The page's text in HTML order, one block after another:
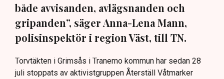
både avvisanden, avlägsnanden och
gripanden”, säger Anna-Lena Mann,
polisinspektör i region Väst, till TN.
Torvtäkten i Grimsås i Tranemo kommun har sedan 28
juli stoppats av aktivistgruppen Återställ Våtmarker